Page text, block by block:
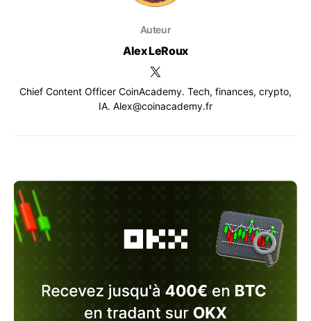
Auteur
Alex LeRoux
Chief Content Officer CoinAcademy. Tech, finances, crypto,
IA. Alex@coinacademy.fr